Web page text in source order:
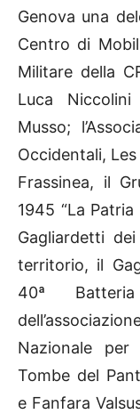
Genova una
Centro di
Militare della
Luca
Musso;
Occidentali,
Frassinea, il
1945 “La
Gagliardetti
territorio, il
40ª
Nazionale per
Tombe del
e Fanfara